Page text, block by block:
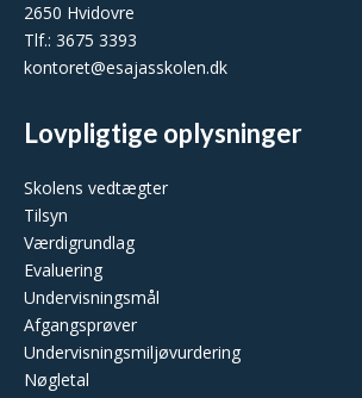
2650 Hvidovre
Tlf.: 3675 3393
kontoret@esajasskolen.dk
Lovpligtige oplysninger
Skolens vedtægter
Tilsyn
Værdigrundlag
Evaluering
Undervisningsmål
Afgangsprøver
Undervisningsmiljøvurdering
Nøgletal